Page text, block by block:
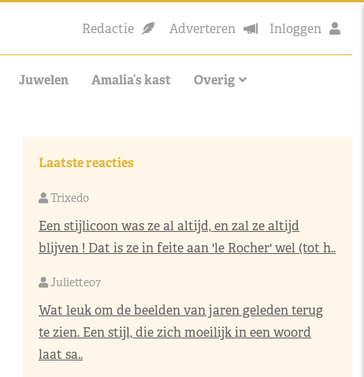
Redactie Adverteren Inloggen
Juwelen Amalia’s kast Overig
Laatste reacties
Trixedo
Een stijlicoon was ze al altijd, en zal ze altijd
blijven ! Dat is ze in feite aan 'le Rocher' wel (tot h..
Juliette07
Wat leuk om de beelden van jaren geleden terug
te zien. Een stijl, die zich moeilijk in een woord
laat sa..